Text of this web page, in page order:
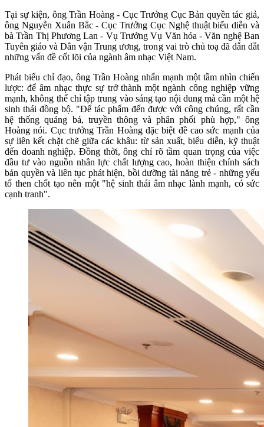
Tại sự kiện, ông Trần Hoàng - Cục Trưởng Cục Bản quyền tác giả,
ông Nguyễn Xuân Bắc - Cục Trưởng Cục Nghệ thuật biểu diễn và
bà Trần Thị Phương Lan - Vụ Trưởng Vụ Văn hóa - Văn nghệ Ban
Tuyên giáo và Dân vận Trung ương, trong vai trò chủ toạ đã dẫn dắt
những vấn đề cốt lõi của ngành âm nhạc Việt Nam.
Phát biểu chỉ đạo, ông Trần Hoàng nhấn mạnh một tầm nhìn chiến
lược: để âm nhạc thực sự trở thành một ngành công nghiệp vững
mạnh, không thể chỉ tập trung vào sáng tạo nội dung mà cần một hệ
sinh thái đồng bộ. "Để tác phẩm đến được với công chúng, rất cần
hệ thống quảng bá, truyền thông và phân phối phù hợp," ông
Hoàng nói. Cục trưởng Trần Hoàng đặc biệt đề cao sức mạnh của
sự liên kết chặt chẽ giữa các khâu: từ sản xuất, biểu diễn, kỹ thuật
đến doanh nghiệp. Đồng thời, ông chỉ rõ tầm quan trọng của việc
đầu tư vào nguồn nhân lực chất lượng cao, hoàn thiện chính sách
bản quyền và liên tục phát hiện, bồi dưỡng tài năng trẻ - những yếu
tố then chốt tạo nên một "hệ sinh thái âm nhạc lành mạnh, có sức
cạnh tranh".